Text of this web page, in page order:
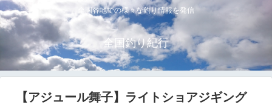
全国各地での様々な釣り情報を発信
全国釣り紀行
【アジュール舞子】ライトショアジギング